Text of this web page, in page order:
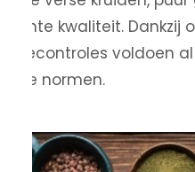
kwaliteit. Dankzij
voldoen
normen.